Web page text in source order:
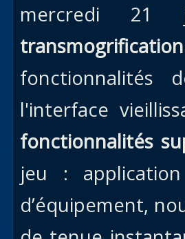
mercredi 21
transmogrification
fonctionnalités
l'interface
fonctionnalités
jeu :
d’équipement,